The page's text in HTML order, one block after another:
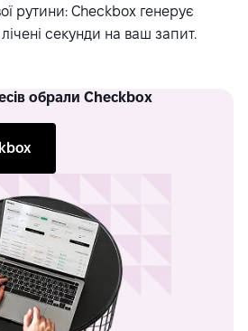
рутини: Checkbox генерує
лічені секунди на ваш запит.
обрали Checkbox